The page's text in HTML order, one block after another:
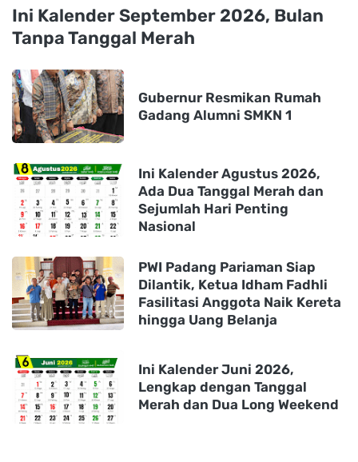
Ini Kalender September 2026, Bulan
Tanpa Tanggal Merah
Gubernur Resmikan Rumah
Gadang Alumni SMKN 1
Ini Kalender Agustus 2026,
Ada Dua Tanggal Merah dan
Sejumlah Hari Penting
Nasional
PWI Padang Pariaman Siap
Dilantik, Ketua Idham Fadhli
Fasilitasi Anggota Naik Kereta
hingga Uang Belanja
Ini Kalender Juni 2026,
Lengkap dengan Tanggal
Merah dan Dua Long Weekend